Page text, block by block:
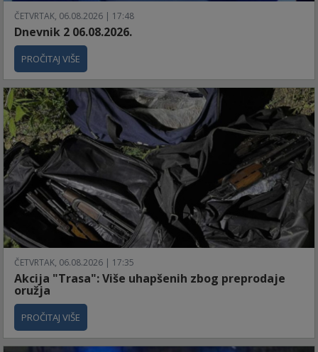
ČETVRTAK, 06.08.2026 | 17:48
Dnevnik 2 06.08.2026.
PROČITAJ VIŠE
ČETVRTAK, 06.08.2026 | 17:35
Akcija "Trasa": Više uhapšenih zbog preprodaje
oružja
PROČITAJ VIŠE